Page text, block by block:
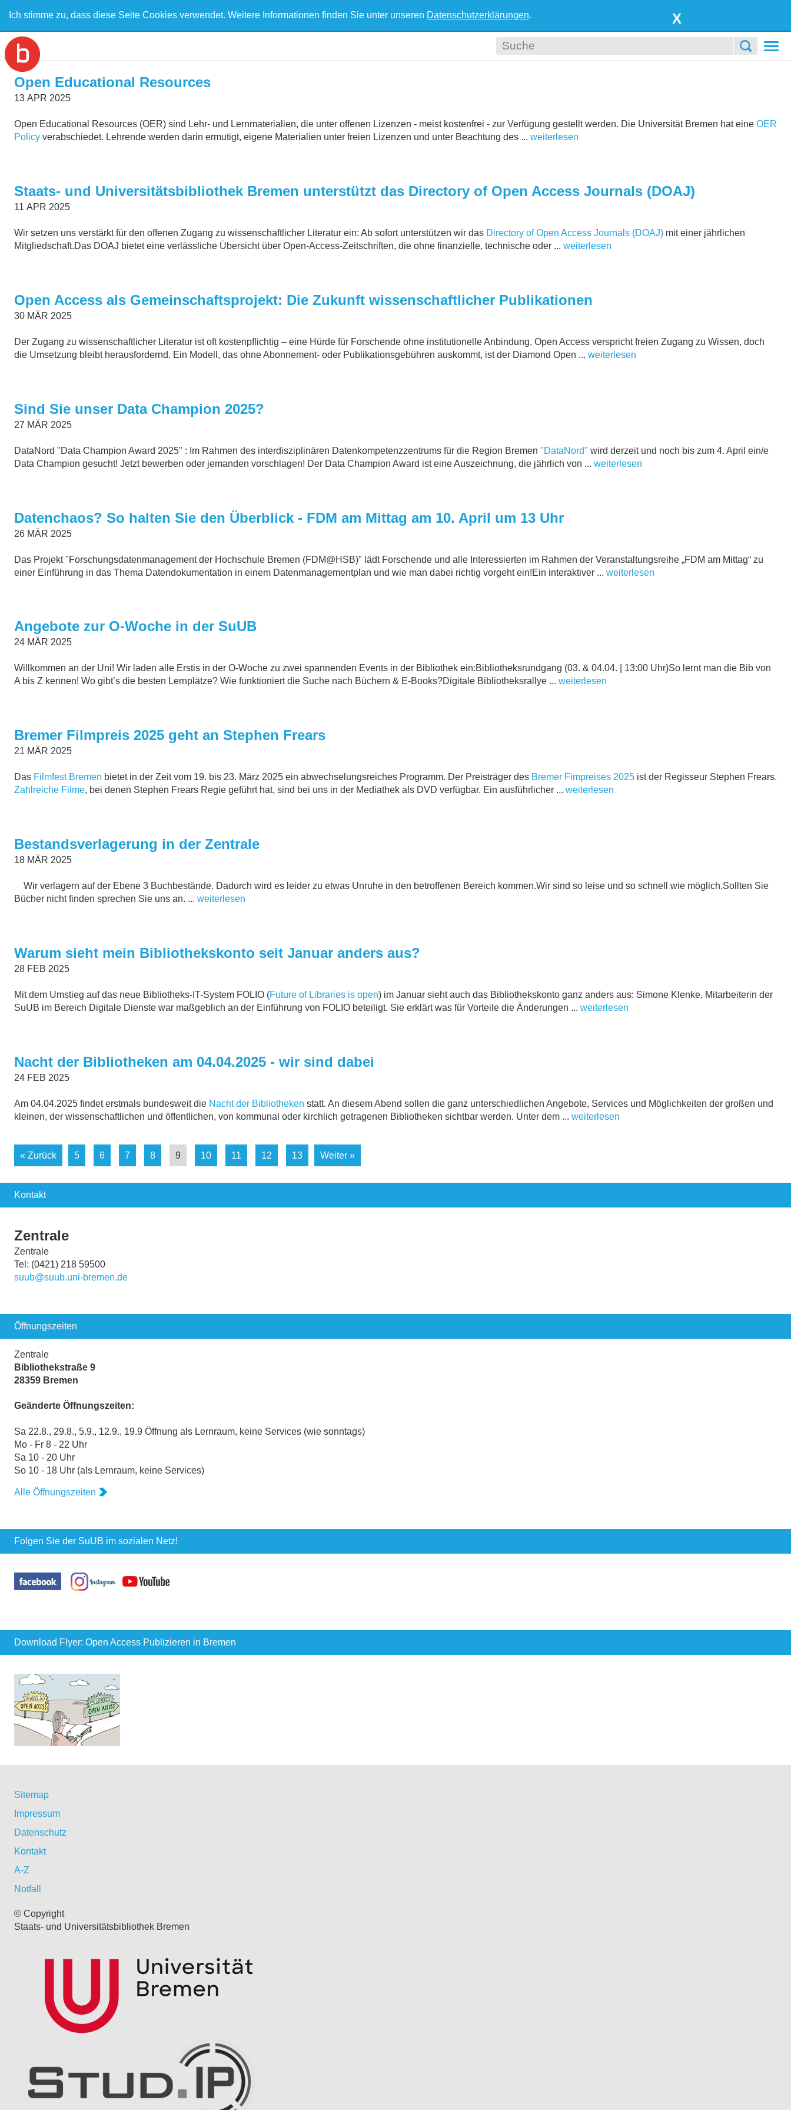
Ich stimme zu, dass diese Seite Cookies verwendet. Weitere Informationen finden Sie unter unseren Datenschutzerklärungen. X
Open Educational Resources
13 APR 2025
Open Educational Resources (OER) sind Lehr- und Lernmaterialien, die unter offenen Lizenzen - meist kostenfrei - zur Verfügung gestellt werden. Die Universität Bremen hat eine OER
Policy verabschiedet. Lehrende werden darin ermutigt, eigene Materialien unter freien Lizenzen und unter Beachtung des ... weiterlesen
Staats- und Universitätsbibliothek Bremen unterstützt das Directory of Open Access Journals (DOAJ)
11 APR 2025
Wir setzen uns verstärkt für den offenen Zugang zu wissenschaftlicher Literatur ein: Ab sofort unterstützen wir das Directory of Open Access Journals (DOAJ) mit einer jährlichen
Mitgliedschaft.Das DOAJ bietet eine verlässliche Übersicht über Open-Access-Zeitschriften, die ohne finanzielle, technische oder ... weiterlesen
Open Access als Gemeinschaftsprojekt: Die Zukunft wissenschaftlicher Publikationen
30 MÄR 2025
Der Zugang zu wissenschaftlicher Literatur ist oft kostenpflichtig – eine Hürde für Forschende ohne institutionelle Anbindung. Open Access verspricht freien Zugang zu Wissen, doch
die Umsetzung bleibt herausfordernd. Ein Modell, das ohne Abonnement- oder Publikationsgebühren auskommt, ist der Diamond Open ... weiterlesen
Sind Sie unser Data Champion 2025?
27 MÄR 2025
DataNord "Data Champion Award 2025" : Im Rahmen des inter­disziplinären Datenkompetenz­zentrums für die Region­ Bremen "DataNord" wird derzeit und noch bis zum 4. April ein/e
Data Champion gesucht! Jetzt bewerben oder jemanden vorschlagen! Der Data Champion Award ist eine Auszeichnung, die jährlich von ... weiterlesen
Datenchaos? So halten Sie den Überblick - FDM am Mittag am 10. April um 13 Uhr
26 MÄR 2025
Das Projekt "Forschungsdatenmanagement der Hochschule Bremen (FDM@HSB)" lädt Forschende und alle Interessierten im Rahmen der Veranstaltungsreihe „FDM am Mittag“ zu
einer Einführung in das Thema Datendokumentation in einem Datenmanagementplan und wie man dabei richtig vorgeht ein!Ein interaktiver ... weiterlesen
Angebote zur O-Woche in der SuUB
24 MÄR 2025
Willkommen an der Uni! Wir laden alle Erstis in der O-Woche zu zwei spannenden Events in der Bibliothek ein:Bibliotheksrundgang (03. & 04.04. | 13:00 Uhr)So lernt man die Bib von
A bis Z kennen! Wo gibt’s die besten Lernplätze? Wie funktioniert die Suche nach Büchern & E-Books?Digitale Bibliotheksrallye ... weiterlesen
Bremer Filmpreis 2025 geht an Stephen Frears
21 MÄR 2025
Das Filmfest Bremen bietet in der Zeit vom 19. bis 23. März 2025 ein abwechselungsreiches Programm. Der Preisträger des Bremer Fimpreises 2025 ist der Regisseur Stephen Frears.
Zahlreiche Filme, bei denen Stephen Frears Regie geführt hat, sind bei uns in der Mediathek als DVD verfügbar. Ein ausführlicher ... weiterlesen
Bestandsverlagerung in der Zentrale
18 MÄR 2025
Wir verlagern auf der Ebene 3 Buchbestände. Dadurch wird es leider zu etwas Unruhe in den betroffenen Bereich kommen.Wir sind so leise und so schnell wie möglich.Sollten Sie
Bücher nicht finden sprechen Sie uns an. ... weiterlesen
Warum sieht mein Bibliothekskonto seit Januar anders aus?
28 FEB 2025
Mit dem Umstieg auf das neue Bibliotheks-IT-System FOLIO (Future of Libraries is open) im Januar sieht auch das Bibliothekskonto ganz anders aus: Simone Klenke, Mitarbeiterin der
SuUB im Bereich Digitale Dienste war maßgeblich an der Einführung von FOLIO beteiligt. Sie erklärt was für Vorteile die Änderungen ... weiterlesen
Nacht der Bibliotheken am 04.04.2025 - wir sind dabei
24 FEB 2025
Am 04.04.2025 findet erstmals bundesweit die Nacht der Bibliotheken statt. An diesem Abend sollen die ganz unterschiedlichen Angebote, Services und Möglichkeiten der großen und
kleinen, der wissenschaftlichen und öffentlichen, von kommunal oder kirchlich getragenen Bibliotheken sichtbar werden. Unter dem ... weiterlesen
« Zurück 5 6 7 8 9 10 11 12 13 Weiter »
Kontakt
Zentrale
Zentrale
Tel: (0421) 218 59500
suub@suub.uni-bremen.de
Öffnungszeiten
Zentrale
Bibliothekstraße 9
28359 Bremen
Geänderte Öffnungszeiten:
Sa 22.8., 29.8., 5.9., 12.9., 19.9 Öffnung als Lernraum, keine Services (wie sonntags)
Mo - Fr 8 - 22 Uhr
Sa 10 - 20 Uhr
So 10 - 18 Uhr (als Lernraum, keine Services)
Alle Öffnungszeiten
Folgen Sie der SuUB im sozialen Netz!
Download Flyer: Open Access Publizieren in Bremen
Sitemap
Impressum
Datenschutz
Kontakt
A-Z
Notfall
© Copyright
Staats- und Universitätsbibliothek Bremen